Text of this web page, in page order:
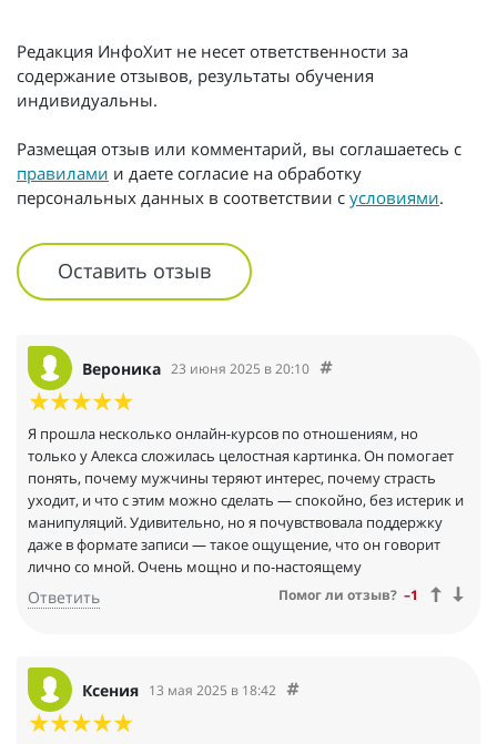
Редакция ИнфоХит не несет ответственности за
содержание отзывов, результаты обучения
индивидуальны.
Размещая отзыв или комментарий, вы соглашаетесь с
правилами и даете согласие на обработку
персональных данных в соответствии с условиями.
Оставить отзыв
Вероника 23 июня 2025 в 20:10
Я прошла несколько онлайн-курсов по отношениям, но
только у Алекса сложилась целостная картинка. Он помогает
понять, почему мужчины теряют интерес, почему страсть
уходит, и что с этим можно сделать — спокойно, без истерик и
манипуляций. Удивительно, но я почувствовала поддержку
даже в формате записи — такое ощущение, что он говорит
лично со мной. Очень мощно и по-настоящему
Ответить Помог ли отзыв? –1
Ксения 13 мая 2025 в 18:42